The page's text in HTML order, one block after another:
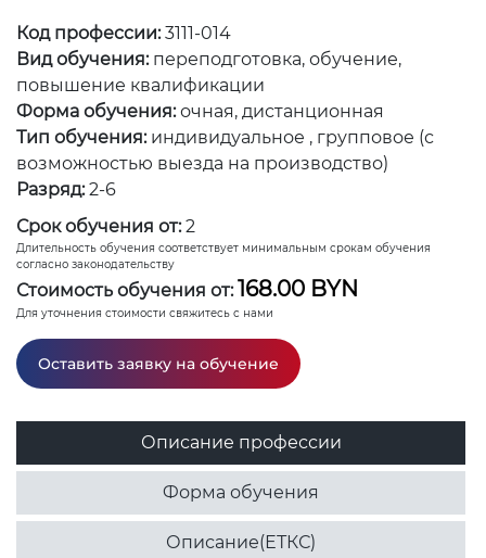
Код профессии:3111-014
Вид обучения: переподготовка, обучение,
повышение квалификации
Форма обучения: очная, дистанционная
Тип обучения: индивидуальное , групповое (с
возможностью выезда на производство)
Разряд: 2-6
Срок обучения от: 2
Длительность обучения соответствует минимальным срокам обучения
согласно законодательству
Стоимость обучения от: 168.00 BYN
Для уточнения стоимости свяжитесь с нами
Оставить заявку на обучение
Описание профессии
Форма обучения
Описание(ЕТКС)